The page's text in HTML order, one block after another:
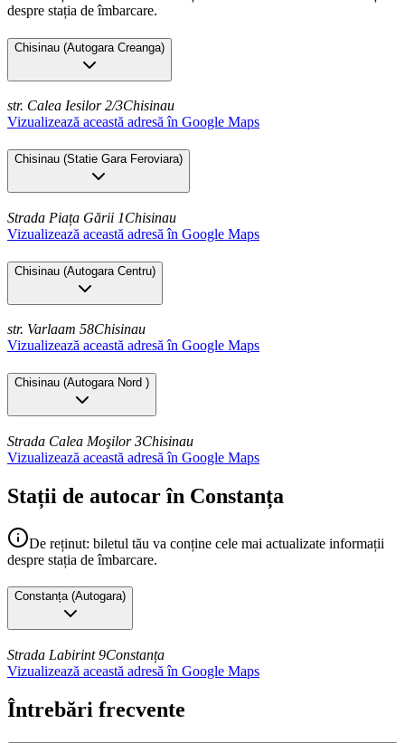
despre stația de îmbarcare.
Chisinau (Autogara Creanga)
str. Calea Iesilor 2/3Chisinau
Vizualizează această adresă în Google Maps
Chisinau (Statie Gara Feroviara)
Strada Piața Gării 1Chisinau
Vizualizează această adresă în Google Maps
Chisinau (Autogara Centru)
str. Varlaam 58Chisinau
Vizualizează această adresă în Google Maps
Chisinau (Autogara Nord )
Strada Calea Moşilor 3Chisinau
Vizualizează această adresă în Google Maps
Stații de autocar în Constanța
De reținut: biletul tău va conține cele mai actualizate informații
despre stația de îmbarcare.
Constanța(Autogara)
Strada Labirint 9Constanța
Vizualizează această adresă în Google Maps
Întrebări frecvente